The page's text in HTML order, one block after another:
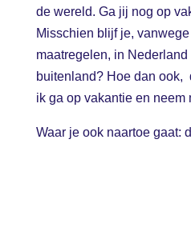
de wereld. Ga jij nog op
Misschien blijf je,
maatregelen, in
buitenland? Hoe dan ook,
ik ga op vakantie en
Waar je ook naartoe gaat: